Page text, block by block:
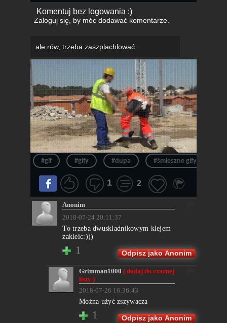
Komentuj bez logowania :)
Zaloguj się, by móc dodawać komentarze.
ale rów, trzeba zaszplachlować
#gif #gify #dupa #śmieszne gify
1 2
Anonim
2018-07-24 20:11:37
To trzeba dwuskladnikowym klejem
zakleic:)))
1 Odpisz jako Anonim
Grimman1000( dodaj do czarnej
listy )
2018-07-26 16:36:43
Można użyć zszywacza
1 Odpisz jako Anonim